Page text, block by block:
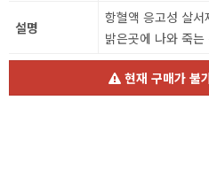
설명
항혈액 응고성 살
밝은곳에 나와 죽는
현재 구매가 불